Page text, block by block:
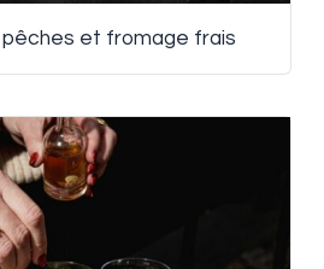
pêches et fromage frais